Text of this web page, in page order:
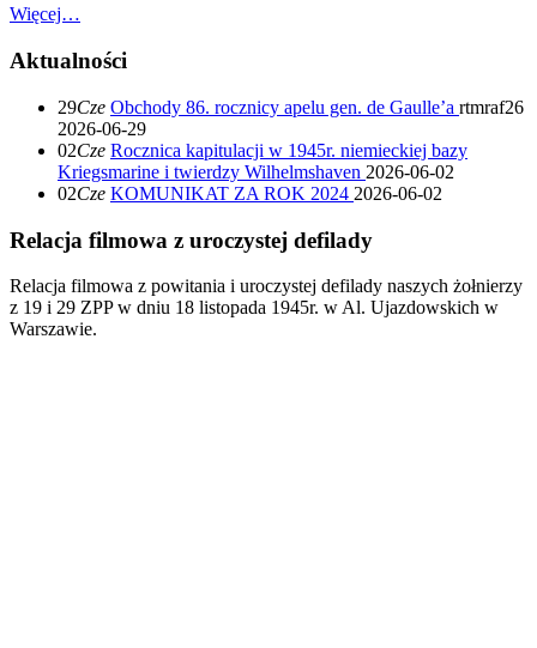
Więcej…
Aktualności
29Cze Obchody 86. rocznicy apelu gen. de Gaulle’a rtmraf26
2026-06-29
02Cze Rocznica kapitulacji w 1945r. niemieckiej bazy
Kriegsmarine i twierdzy Wilhelmshaven 2026-06-02
02Cze KOMUNIKAT ZA ROK 2024 2026-06-02
Relacja filmowa z uroczystej defilady
Relacja filmowa z powitania i uroczystej defilady naszych żołnierzy
z 19 i 29 ZPP w dniu 18 listopada 1945r. w Al. Ujazdowskich w
Warszawie.